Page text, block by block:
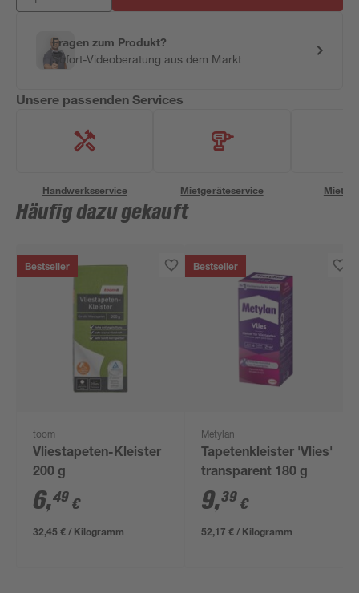
Fragen zum Produkt?
Sofort-Videoberatung aus dem Markt
Unsere passenden Services
Handwerksservice Mietgeräteservice
Häufig dazu gekauft
Bestseller
toom
Vliestapeten-Kleister
200 g
6,49 €
32,45 € / Kilogramm
Bestseller
Metylan
Tapetenkleister 'Vlies'
transparent 180 g
9,39 €
52,17 € / Kilogramm